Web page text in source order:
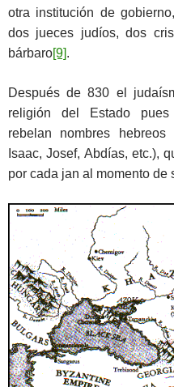
otra institución de
dos jueces judíos, dos
bárbaro[9].
Después de 830 el
religión del Estado pues
rebelan nombres
Isaac, Josef, Abdías, etc.),
por cada jan al momento de